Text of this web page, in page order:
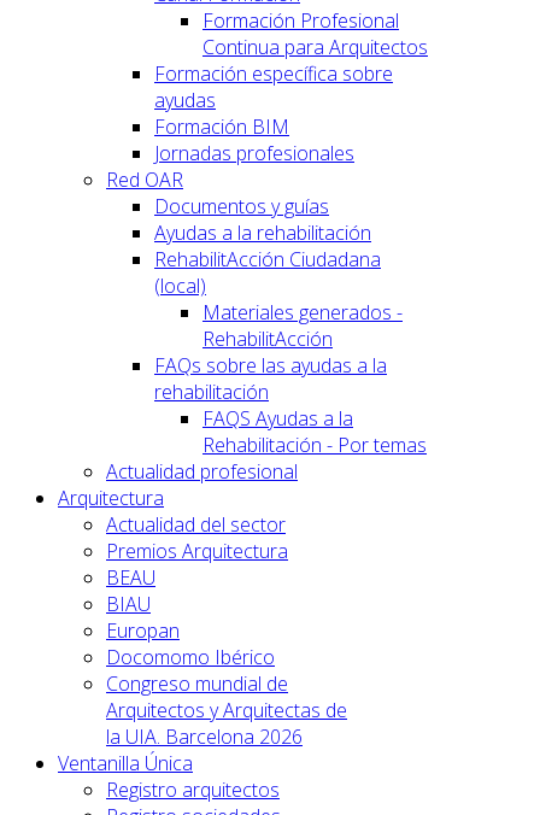
Formación Profesional
Continua para Arquitectos
Formación específica sobre
ayudas
Formación BIM
Jornadas profesionales
Red OAR
Documentos y guías
Ayudas a la rehabilitación
RehabilitAcción Ciudadana
(local)
Materiales generados -
RehabilitAcción
FAQs sobre las ayudas a la
rehabilitación
FAQS Ayudas a la
Rehabilitación - Por temas
Actualidad profesional
Arquitectura
Actualidad del sector
Premios Arquitectura
BEAU
BIAU
Europan
Docomomo Ibérico
Congreso mundial de
Arquitectos y Arquitectas de
la UIA. Barcelona 2026
Ventanilla Única
Registro arquitectos